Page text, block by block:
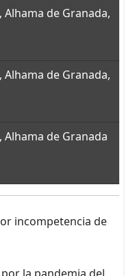
Alhama de Granada,
Alhama de Granada,
Alhama de Granada
incompetencia de